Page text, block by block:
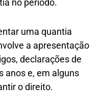
uma quantia
a apresentação
declarações de
anos e, em alguns
o direito.